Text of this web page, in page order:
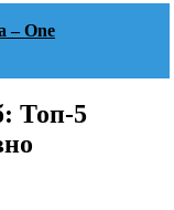
– One
Топ-5